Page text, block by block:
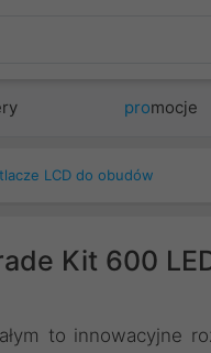
promocje
LCD do obudów
Kit 600
to innowacyjne